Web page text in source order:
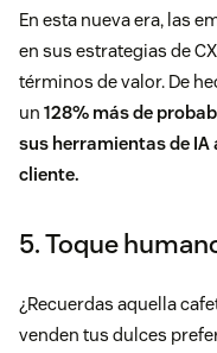
En esta nueva era, las
en sus estrategias de
términos de valor. De
un 128% más de
sus herramientas de IA
cliente.
5. Toque
¿Recuerdas aquella
venden tus dulces